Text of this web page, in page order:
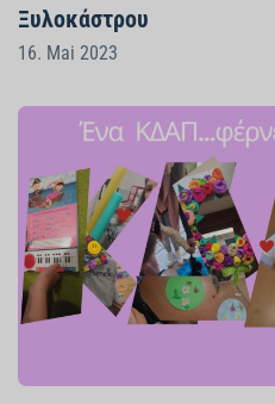
Ξυλοκάστρου
16. Mai 2023